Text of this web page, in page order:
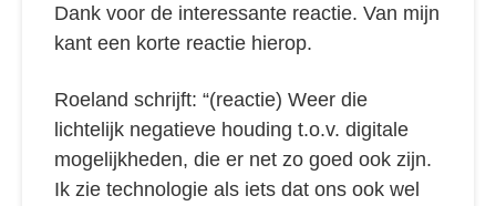
Dank voor de interessante reactie. Van mijn
kant een korte reactie hierop.
Roeland schrijft: “(reactie) Weer die
lichtelijk negatieve houding t.o.v. digitale
mogelijkheden, die er net zo goed ook zijn.
Ik zie technologie als iets dat ons ook wel